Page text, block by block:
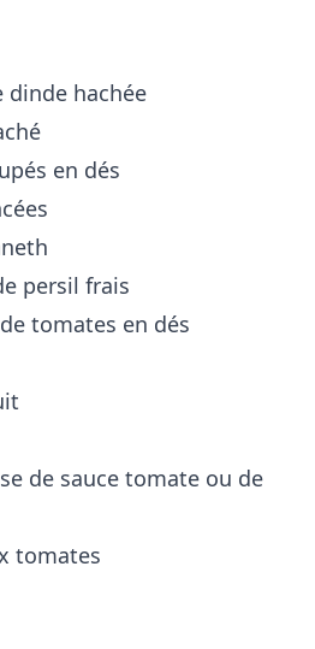
dinde hachée
en dés
persil frais
tomates en dés
de sauce tomate ou de
tomates